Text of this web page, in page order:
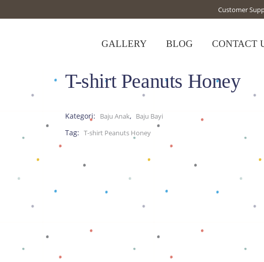
Customer
GALLERY BLOG CONTACT
T-shirt Peanuts Honey
Kategori: Baju Anak, Baju Bayi
Tag: T-shirt Peanuts Honey